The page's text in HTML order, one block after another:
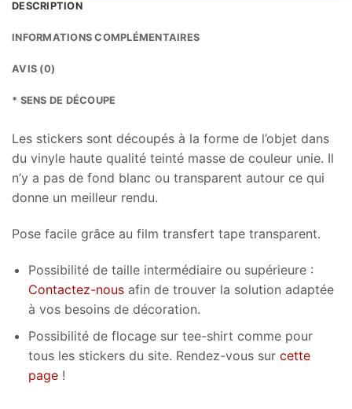
DESCRIPTION
INFORMATIONS COMPLÉMENTAIRES
AVIS (0)
* SENS DE DÉCOUPE
Les stickers sont découpés à la forme de l’objet dans
du vinyle haute qualité teinté masse de couleur unie. Il
n’y a pas de fond blanc ou transparent autour ce qui
donne un meilleur rendu.
Pose facile grâce au film transfert tape transparent.
Possibilité de taille intermédiaire ou supérieure :
Contactez-nousafin de trouver la solution adaptée
à vos besoins de décoration.
Possibilité de flocage sur tee-shirt comme pour
tous les stickers du site. Rendez-vous sur cette
page!